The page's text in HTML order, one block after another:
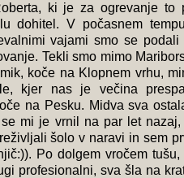
ki je za ogrevanje to
dohitel. V počasnem
vajami smo se podali
Tekli smo mimo
koče na Klopnem vrhu,
kjer nas je večina
na Pesku. Midva sva
mi je vrnil na par let nazaj,
šolo v naravi in sem
Po dolgem vročem tušu,
profesionalni, sva šla na